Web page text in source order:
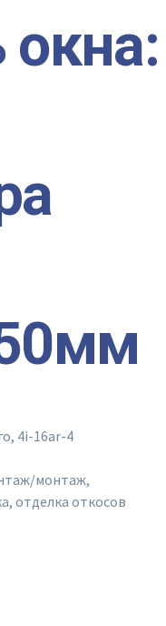
4i-16ar-4
монтаж,
отделка откосов